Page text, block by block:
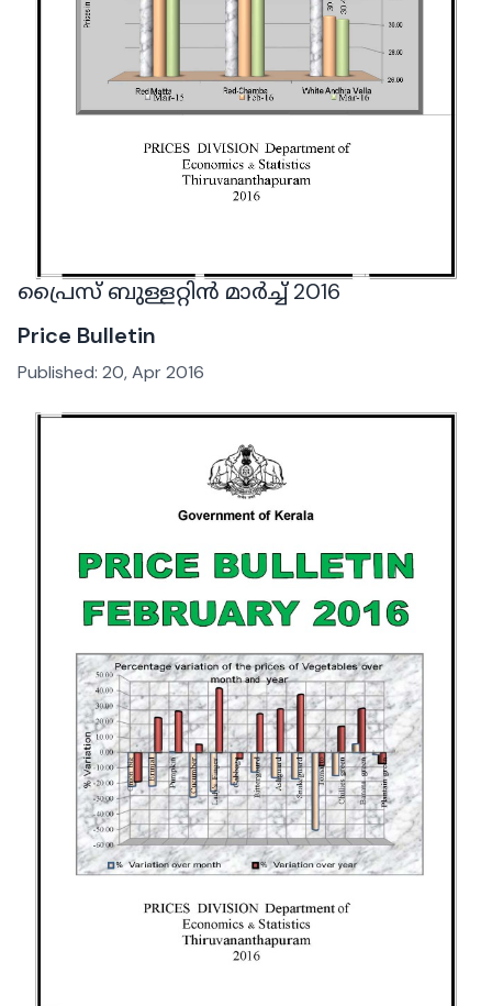
പ്രൈസ് ബുള്ളറ്റിൻ മാർച്ച് 2016
Price Bulletin
Published: 20, Apr 2016